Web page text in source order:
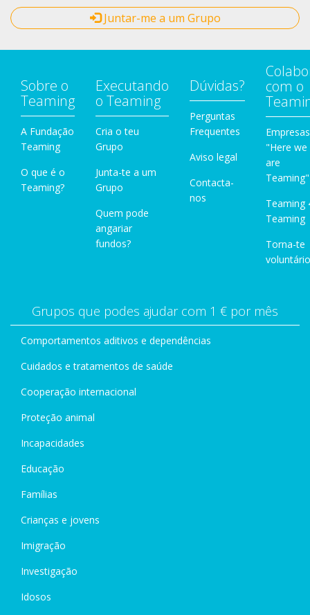
Juntar-me a um Grupo
Sobre o
Teaming
A Fundação
Teaming
O que é o
Teaming?
Executando
o Teaming
Cria o teu
Grupo
Junta-te a um
Grupo
Quem pode
angariar
fundos?
Dúvidas?
Perguntas
Frequentes
Aviso legal
Contacta-
nos
com o
Empresas
"Here we
are
Teaming"
Teaming
Teaming
Torna-te
Grupos que podes ajudar com 1 € por mês
Comportamentos aditivos e dependências
Cuidados e tratamentos de saúde
Cooperação internacional
Proteção animal
Incapacidades
Educação
Famílias
Crianças e jovens
Imigração
Investigação
Idosos